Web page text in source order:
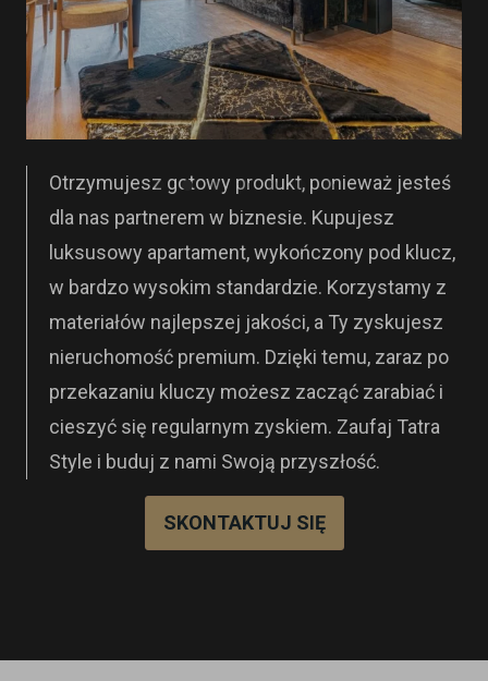
Otrzymujesz gotowy produkt, ponieważ jesteś
dla nas partnerem w biznesie. Kupujesz
luksusowy apartament, wykończony pod klucz,
w bardzo wysokim standardzie. Korzystamy z
materiałów najlepszej jakości, a Ty zyskujesz
nieruchomość premium. Dzięki temu, zaraz po
przekazaniu kluczy możesz zacząć zarabiać i
cieszyć się regularnym zyskiem. Zaufaj Tatra
Style i buduj z nami Swoją przyszłość.
SKONTAKTUJ SIĘ